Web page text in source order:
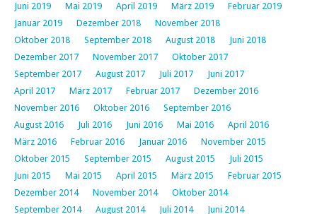
Juni 2019
Mai 2019 April 2019 März 2019
Februar 2019
Januar 2019
Dezember 2018
November 2018
Oktober 2018
September 2018 August 2018
Juni 2018
Dezember 2017
November 2017
Oktober 2017
September 2017
August 2017 Juli 2017
Juni 2017
April 2017
März 2017 Februar 2017
Dezember 2016
November 2016
Oktober 2016
September 2016
August 2016
Juli 2016 Juni 2016 Mai 2016
April 2016
März 2016
Februar 2016 Januar 2016
November 2015
Oktober 2015
September 2015 August 2015
Juli 2015
Juni 2015
Mai 2015 April 2015 März 2015
Februar 2015
Dezember 2014
November 2014
Oktober 2014
September 2014
August 2014 Juli 2014
Juni 2014